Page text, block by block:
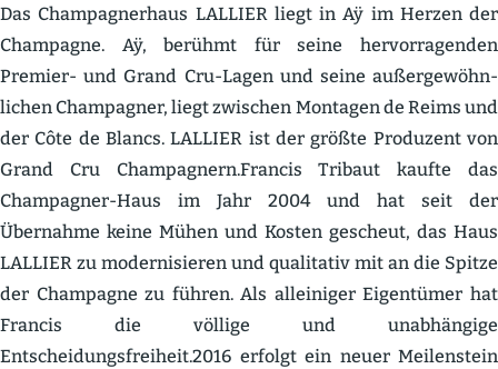
Das Champa­gnerhaus LALLIER liegt in Aÿ im Herzen der
Champagne. Aÿ, berühmt für seine hervor­ra­genden
Premier- und Grand Cru-Lagen und seine außer­ge­wöhn­
lichen Champagner, liegt zwischen Montagen de Reims und
der Côte de Blancs. LALLIER ist der größte Produzent von
Grand Cru Champagnern.Francis Tribaut kaufte das
Champagner-Haus im Jahr 2004 und hat seit der
Übernahme keine Mühen und Kosten gescheut, das Haus
LALLIER zu moder­ni­sieren und quali­tativ mit an die Spitze
der Champagne zu führen. Als allei­niger Eigen­tümer hat
Francis die völlige und unabhängige
Entscheidungsfreiheit.2016 erfolgt ein neuer Meilen­stein